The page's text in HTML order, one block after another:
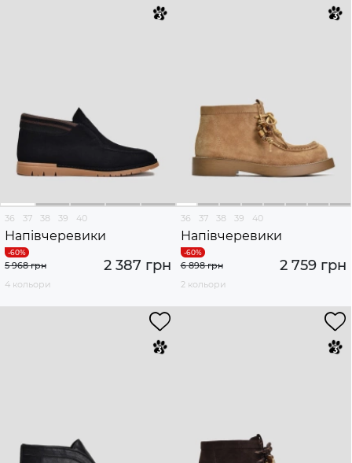
36 37 38 39 40
Напівчеревики
2 387 грн
5 968 грн
4 кольори
36 37 38 39 40
Напівчеревики
2 759 грн
6 898 грн
2 кольори